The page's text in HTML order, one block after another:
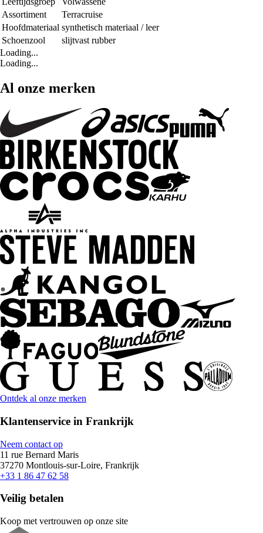
Assortiment
Terracruise
Hoofdmateriaal synthetisch materiaal / leer
Schoenzool
slijtvast rubber
Loading...
Loading...
Al onze merken
Ontdek al onze merken
Klantenservice in Frankrijk
Neem contact op
11 rue Bernard Maris
37270 Montlouis-sur-Loire, Frankrijk
+33 1 86 47 62 58
Veilig betalen
Koop met vertrouwen op onze site